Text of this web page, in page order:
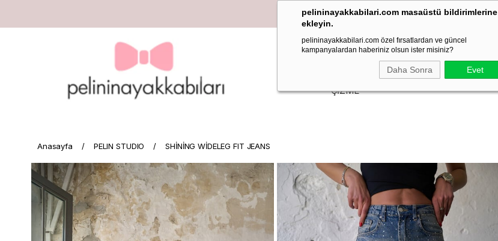
pelininayakkabilari.com masaüstü bildirimlerine
ekleyin.
pelininayakkabilari.com özel fırsatlardan ve güncel
kampanyalardan haberiniz olsun ister misiniz?
Daha Sonra Evet
ÇİZME
STİLETTO MAKOSEN
Anasayfa PELIN STUDIO SHİNİNG WİDELEG FIT JEANS